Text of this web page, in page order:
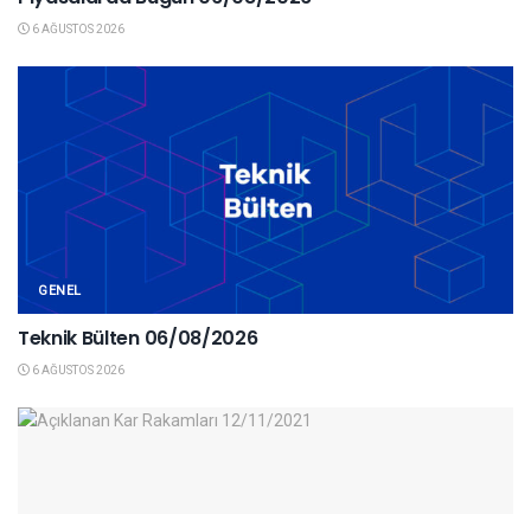
6 AĞUSTOS 2026
GENEL
Teknik Bülten 06/08/2026
6 AĞUSTOS 2026